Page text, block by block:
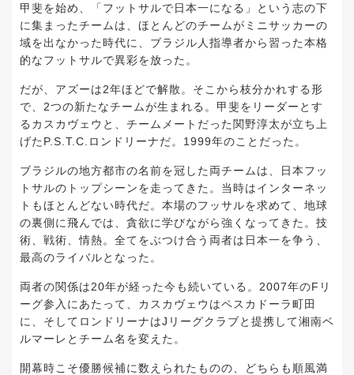
甲斐を始め、「フットサルで日本一になる」という志の下
に集まったチームは、ほとんどのチームがミニサッカーの
域を出なかった時代に、ブラジル人指導者から習った本格
的なフットサルで異彩を放った。
だが、アズーは2年ほどで解散。そこから枝分かれする形
で、2つの新たなチームが生まれる。甲斐をリーダーとす
るカスカヴェウと、チームメートだった関野淳太が立ち上
げたP.S.T.C.ロンドリーナだ。1999年のことだった。
ブラジルの地方都市の名前を冠した両チームは、日本フッ
トサルのトップシーンを走ってきた。当時はインターネッ
トもほとんどない時代だ。本場のフッサルを求めて、地球
の裏側に飛んでは、貪欲に学びながら強くなってきた。技
術、戦術、情熱。全てをぶつけ合う両者は日本一を争う、
最高のライバルとなった。
両者の関係は20年が経った今も続いている。2007年のFリ
ーグ参入にあたって、カスカヴェウはペスカドーラ町田
に、そしてロンドリーナはJリーグクラブと提携して湘南ベ
ルマーレとチーム名を変えた。
開幕時こそ優勝候補に数えられたものの、どちらも順風満